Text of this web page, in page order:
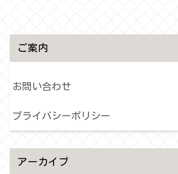
ご案内
お問い合わせ
プライバシーポリシー
アーカイブ